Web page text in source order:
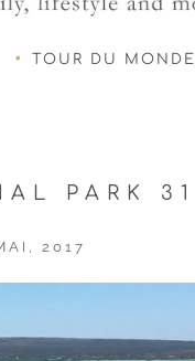
TOUR DU MONDE
PARK 31
2017